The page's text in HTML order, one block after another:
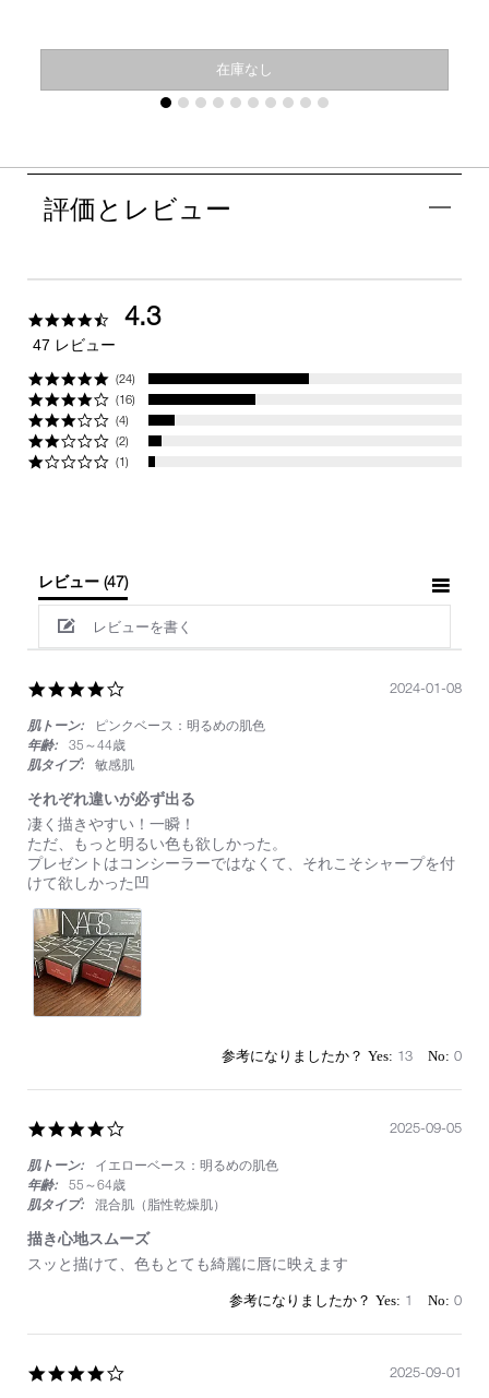
在庫なし
評価とレビュー
4.34.3
47 レビュー
(24)
(16)
(4)
(2)
(1)
レビュー (47)
レビューを書く
rating
肌トーン:
ピンクベース：明るめの肌色
年齢:
35～44歳
肌タイプ:
敏感肌
それぞれ違いが必ず出る
Review
by
on
8
Jan
2024
review
stating
そ
れ
ぞ
れ
違
い
が
必
ず
凄く描きやすい！一瞬！
ただ、もっと明るい色も欲しかった。
プレゼントはコンシーラーではなくて、それこそシャープを付
けて欲しかった凹
2024-01-08
13 0
rating
肌トーン:
イエローベース：明るめの肌色
年齢:
55～64歳
肌タイプ:
混合肌（脂性乾燥肌）
描き心地スムーズ
Review
Sep
review
心
ス
スッと描けて、色もとても綺麗に唇に映えます
2025-09-05
1 0
2025-09-01